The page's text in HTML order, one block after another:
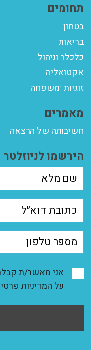
תחומים
בטחון
בריאות
כלכלה וניהול
אקטואליה
זוגיות ומשפחה
מאמרים
חשיבותה של הרצאה
הירשמו
אני מאשר/ת קבלת
על המדיניות